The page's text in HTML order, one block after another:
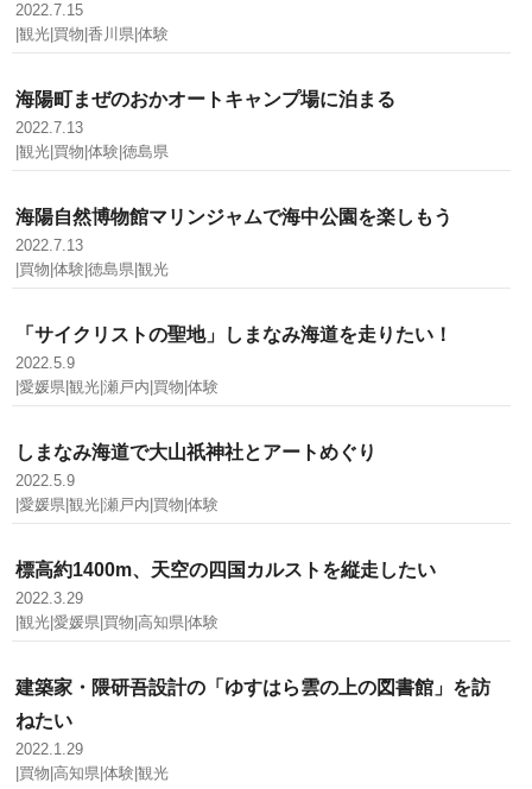
2022.7.15
|観光|買物|香川県|体験
海陽町まぜのおかオートキャンプ場に泊まる
2022.7.13
|観光|買物|体験|徳島県
海陽自然博物館マリンジャムで海中公園を楽しもう
2022.7.13
|買物|体験|徳島県|観光
「サイクリストの聖地」しまなみ海道を走りたい！
2022.5.9
|愛媛県|観光|瀬戸内|買物|体験
しまなみ海道で大山祇神社とアートめぐり
2022.5.9
|愛媛県|観光|瀬戸内|買物|体験
標高約1400m、天空の四国カルストを縦走したい
2022.3.29
|観光|愛媛県|買物|高知県|体験
建築家・隈研吾設計の「ゆすはら雲の上の図書館」を訪
ねたい
2022.1.29
|買物|高知県|体験|観光